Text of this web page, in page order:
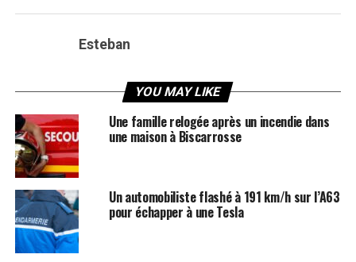
Esteban
YOU MAY LIKE
Une famille relogée après un incendie dans
une maison à Biscarrosse
Un automobiliste flashé à 191 km/h sur l’A63
pour échapper à une Tesla